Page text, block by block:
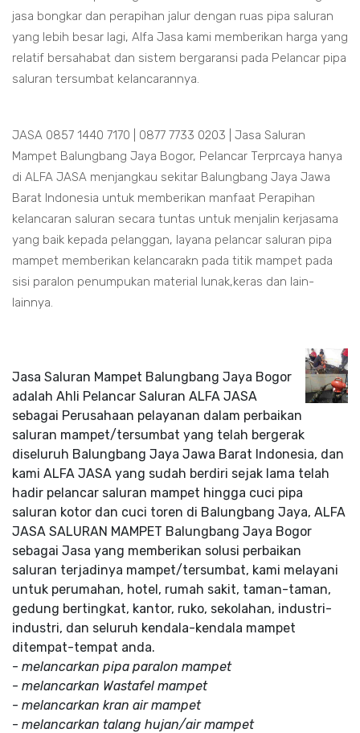
jasa bongkar dan perapihan jalur dengan ruas pipa saluran
yang lebih besar lagi, Alfa Jasa kami memberikan harga yang
relatif bersahabat dan sistem bergaransi pada Pelancar pipa
saluran tersumbat kelancarannya.
JASA 0857 1440 7170 | 0877 7733 0203 | Jasa Saluran
Mampet Balungbang Jaya Bogor, Pelancar Terprcaya hanya
di ALFA JASA menjangkau sekitar Balungbang Jaya Jawa
Barat Indonesia untuk memberikan manfaat Perapihan
kelancaran saluran secara tuntas untuk menjalin kerjasama
yang baik kepada pelanggan, layana pelancar saluran pipa
mampet memberikan kelancarakn pada titik mampet pada
sisi paralon penumpukan material lunak,keras dan lain-
lainnya.
Jasa Saluran Mampet Balungbang Jaya Bogor
adalah Ahli Pelancar Saluran ALFA JASA
sebagai Perusahaan pelayanan dalam perbaikan
saluran mampet/tersumbat yang telah bergerak
diseluruh Balungbang Jaya Jawa Barat Indonesia, dan
kami ALFA JASA yang sudah berdiri sejak lama telah
hadir pelancar saluran mampet hingga cuci pipa
saluran kotor dan cuci toren di Balungbang Jaya, ALFA
JASA SALURAN MAMPET Balungbang Jaya Bogor
sebagai Jasa yang memberikan solusi perbaikan
saluran terjadinya mampet/tersumbat, kami melayani
untuk perumahan, hotel, rumah sakit, taman-taman,
gedung bertingkat, kantor, ruko, sekolahan, industri-
industri, dan seluruh kendala-kendala mampet
ditempat-tempat anda.
- melancarkan pipa paralon mampet
- melancarkan Wastafel mampet
- melancarkan kran air mampet
- melancarkan talang hujan/air mampet